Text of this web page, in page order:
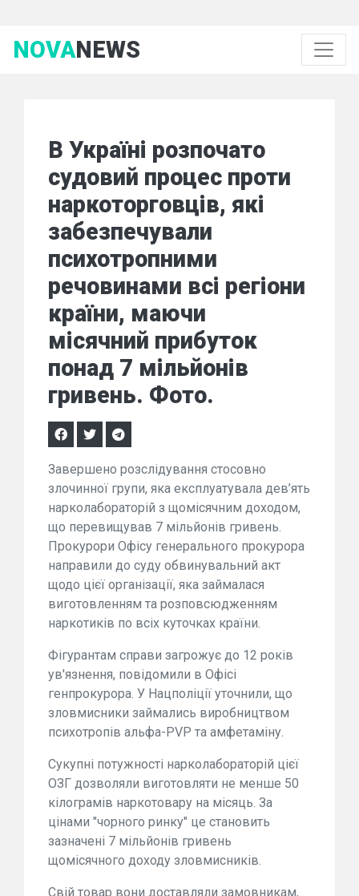
NOVANEWS
В Україні розпочато
судовий процес проти
наркоторговців, які
забезпечували
психотропними
речовинами всі регіони
країни, маючи
місячний прибуток
понад 7 мільйонів
гривень. Фото.
Завершено розслідування стосовно
злочинної групи, яка експлуатувала дев’ять
нарколабораторій з щомісячним доходом,
що перевищував 7 мільйонів гривень.
Прокурори Офісу генерального прокурора
направили до суду обвинувальний акт
щодо цієї організації, яка займалася
виготовленням та розповсюдженням
наркотиків по всіх куточках країни.
Фігурантам справи загрожує до 12 років
ув'язнення, повідомили в Офісі
генпрокурора. У Нацполіції уточнили, що
зловмисники займались виробництвом
психотропів альфа-PVP та амфетаміну.
Сукупні потужності нарколабораторій цієї
ОЗГ дозволяли виготовляти не менше 50
кілограмів наркотовару на місяць. За
цінами "чорного ринку" це становить
зазначені 7 мільйонів гривень
щомісячного доходу зловмисників.
Свій товар вони доставляли замовникам,